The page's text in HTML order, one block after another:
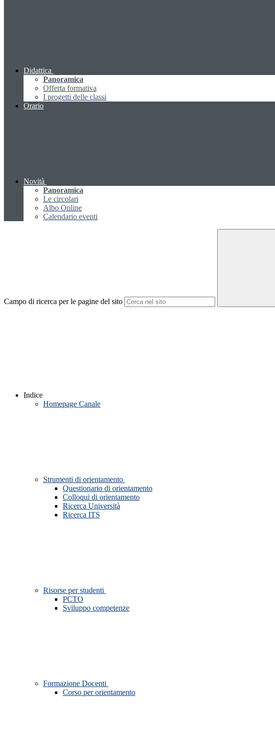
Didattica
Panoramica
Offerta formativa
I progetti delle classi
Orario
Novità
Panoramica
Le circolari
Albo Online
Calendario eventi
Campo di ricerca per le pagine del sito
Indice
Homepage Canale
Strumenti di orientamento
Questionario di orientamento
Colloqui di orientamento
Ricerca Università
Ricerca ITS
Risorse per studenti
PCTO
Sviluppo competenze
Formazione Docenti
Corso per orientamento